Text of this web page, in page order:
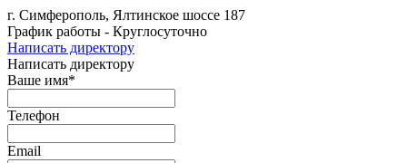
г. Симферополь, Ялтинское шоссе 187
График работы - Круглосуточно
Написать директору
Написать директору
Ваше имя*
Телефон
Email